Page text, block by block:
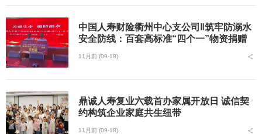
中国人寿财险衢州中心支公司‖筑牢防溺水
安全防线：百套高标准“四个一”物资捐赠
11月前 (09-18)
鼎诚人寿复业六载首办家属开放日 诚信契
约构筑企业家庭共生纽带
11月前 (09-18)